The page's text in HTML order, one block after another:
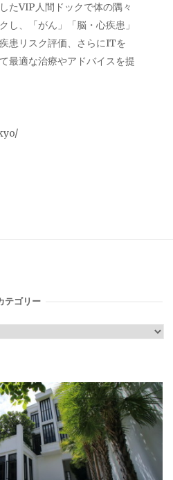
たVIP人間ドックで体の隅々
し、「がん」「脳・心疾患」
患リスク評価、さらにITを
最適な治療やアドバイスを提
テゴリー